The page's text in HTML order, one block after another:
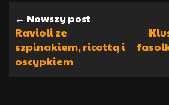
← Nowszy post
Ravioli ze
szpinakiem, ricottą i
oscypkiem